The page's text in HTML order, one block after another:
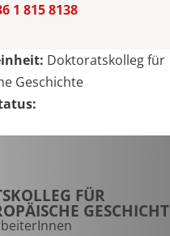
1 815 8138
Doktoratskolleg für
Geschichte
FÜR